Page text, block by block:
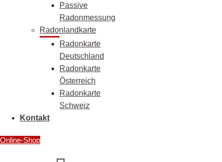
Passive
Radonmessung
Radonlandkarte
Radonkarte
Deutschland
Radonkarte
Österreich
Radonkarte
Schweiz
Kontakt
Online-Shop